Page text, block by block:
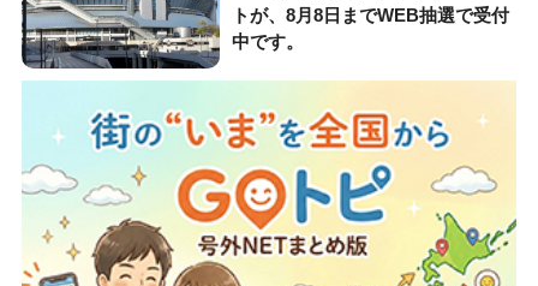
トが、8月8日までWEB抽選で受付
中です。